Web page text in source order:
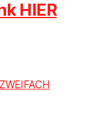
HIER